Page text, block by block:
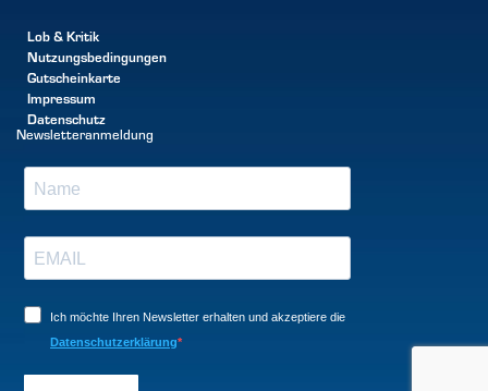
Lob & Kritik
Nutzungsbedingungen
Gutscheinkarte
Impressum
Datenschutz
Newsletteranmeldung
Ich möchte Ihren Newsletter erhalten und akzeptiere die
Datenschutzerklärung